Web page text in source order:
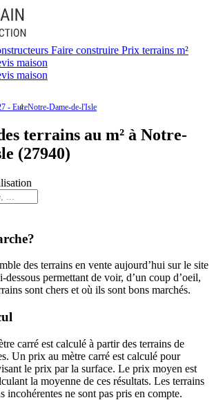
Faire construire Prix terrains m²
maison
maison
- EureNotre-Dame-de-l'Isle
terrains au m² à Notre-
(27940)
des terrains en vente aujourd’hui sur le site
dessous permettant de voir, d’un coup d’oeil,
sont chers et où ils sont bons marchés.
carré est calculé à partir des terrains de
Un prix au mètre carré est calculé pour
le prix par la surface. Le prix moyen est
la moyenne de ces résultats. Les terrains
incohérentes ne sont pas pris en compte.